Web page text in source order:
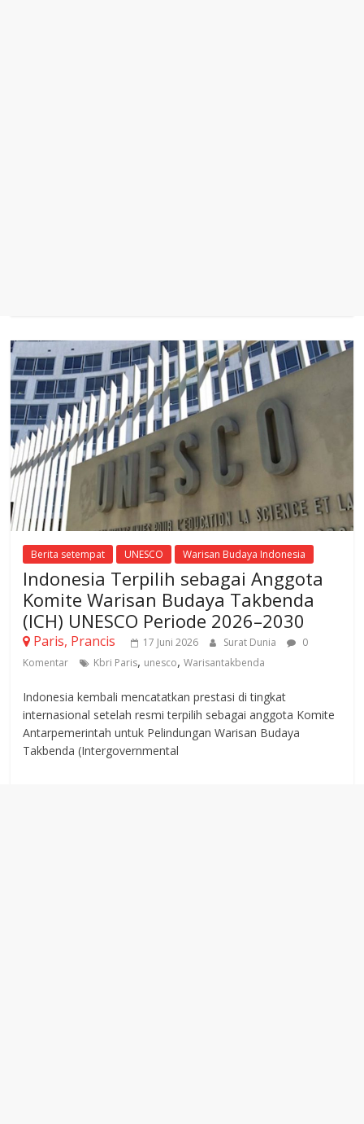
Berita setempat UNESCO Warisan Budaya Indonesia
Indonesia Terpilih sebagai Anggota
Komite Warisan Budaya Takbenda
(ICH) UNESCO Periode 2026–2030
Paris, Prancis 17 Juni 2026 Surat Dunia
0
Komentar
Kbri Paris, unesco,Warisantakbenda
Indonesia kembali mencatatkan prestasi di tingkat
internasional setelah resmi terpilih sebagai anggota Komite
Antarpemerintah untuk Pelindungan Warisan Budaya
Takbenda (Intergovernmental